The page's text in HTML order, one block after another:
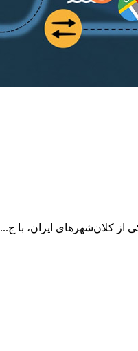
از کلان‌شهرهای ایران، با ج...